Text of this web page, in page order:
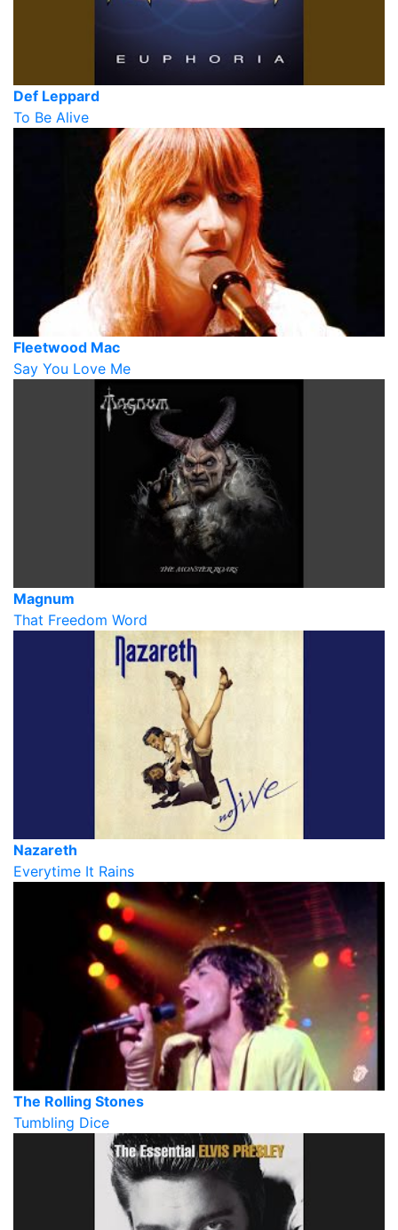
Def Leppard
To Be Alive
Fleetwood Mac
Say You Love Me
Magnum
That Freedom Word
Nazareth
Everytime It Rains
The Rolling Stones
Tumbling Dice